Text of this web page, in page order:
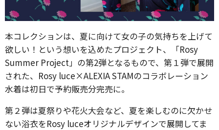
本コレクションは、夏に向けて女の子の気持ちを上げて
欲しい！という想いを込めたプロジェクト、「Rosy
Summer Project」の第2弾となるもので、第１弾で展開
された、Rosy luce×ALEXIA STAMのコラボレーション
水着は初日で予約販売分完売に。
第２弾は夏祭りや花火大会など、夏を楽しむのに欠かせ
ない浴衣をRosy luceオリジナルデザインで展開してま